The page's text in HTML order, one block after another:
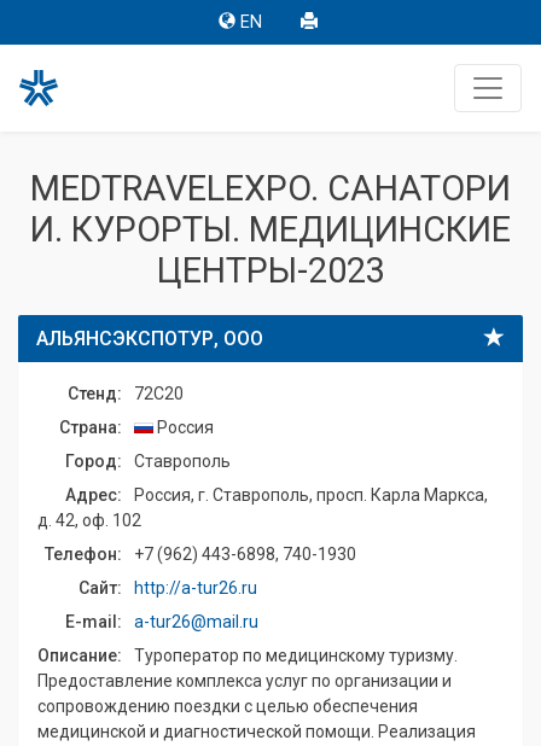
EN
MEDTRAVELEXPO. САНАТОРИ
И. КУРОРТЫ. МЕДИЦИНСКИЕ
ЦЕНТРЫ-2023
АЛЬЯНСЭКСПОТУР, ООО
Стенд:
72C20
Страна:
Россия
Город:
Ставрополь
Адрес:
Россия, г. Ставрополь, просп. Карла Маркса,
д. 42, оф. 102
Телефон:
+7 (962) 443-6898, 740-1930
Сайт:
http://a-tur26.ru
E-mail:
a-tur26@mail.ru
Описание:
Туроператор по медицинскому туризму.
Предоставление комплекса услуг по организации и
сопровождению поездки с целью обеспечения
медицинской и диагностической помощи. Реализация